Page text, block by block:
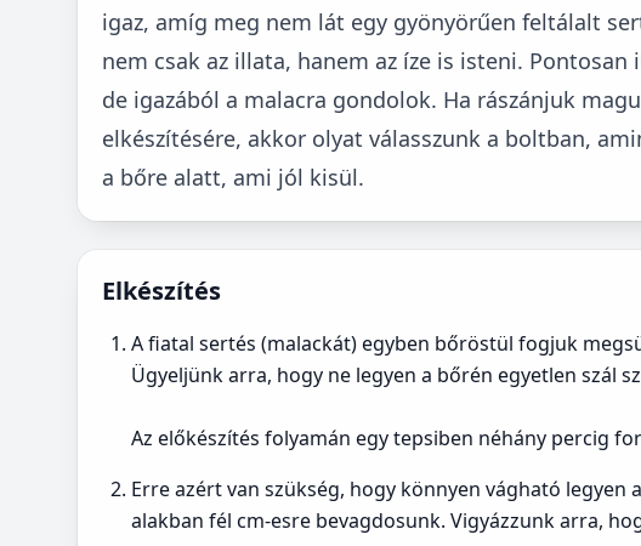
igaz, amíg meg nem lát egy gyönyörűen feltálalt
nem csak az illata, hanem az íze is isteni.
de igazából a malacra gondolok. Ha rászánjuk
elkészítésére, akkor olyat válasszunk a boltban,
a bőre alatt, ami jól kisül.
Elkészítés
A fiatal sertés (malackát) egyben bőröstül fogjuk
Ügyeljünk arra, hogy ne legyen a bőrén egyetlen szál
Az előkészítés folyamán egy tepsiben néhány percig
Erre azért van szükség, hogy könnyen vágható
alakban fél cm-esre bevagdosunk. Vigyázzunk arra,